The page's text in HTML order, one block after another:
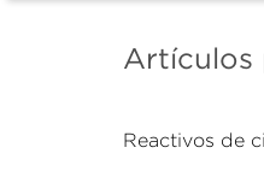
Artículos
Reactivos de